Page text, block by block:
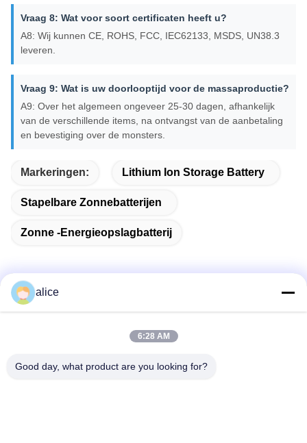
Vraag 8: Wat voor soort certificaten heeft u?
A8: Wij kunnen CE, ROHS, FCC, IEC62133, MSDS, UN38.3
leveren.
Vraag 9: Wat is uw doorlooptijd voor de massaproductie?
A9: Over het algemeen ongeveer 25-30 dagen, afhankelijk
van de verschillende items, na ontvangst van de aanbetaling
en bevestiging over de monsters.
Markeringen: Lithium Ion Storage Battery
Stapelbare Zonnebatterijen
Zonne -energieopslagbatterij
Fuyuan 5e Weg, Lithiumbatterij Industrie Park, High-tech
alice
6:28 AM
Good day, what product are you looking for?